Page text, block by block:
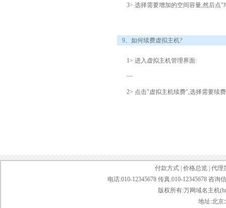
3> 选择需要增加的空间容量,然后点
9、如何续费虚拟主机?
1> 进入虚拟主机管理界面:
2> 点击"虚拟主机续费",选择需要续
付款方式 价格总览 代理
电话:010-12345678 传真:010-12345678 咨询
版权所有:万网域名主机
地址:北京